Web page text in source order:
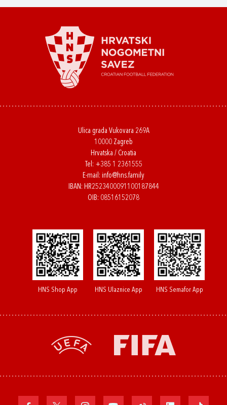
Ulica grada Vukovara 269A
10000 Zagreb
Hrvatska / Croatia
Tel: +385 1 2361555
E-mail: info@hns.family
IBAN: HR2523400091100187844
OIB: 08516152078
HNS Shop App HNS Ulaznice App HNS Semafor App